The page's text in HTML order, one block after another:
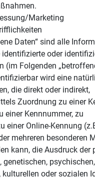
Marketing
Daten“ sind alle
oder
(im Folgenden
wird eine
die direkt oder indirekt,
Zuordnung zu einer
einer Kennnummer, zu
einer Online-Kennung
mehreren besonderen
kann, die Ausdruck der
genetischen, psychischen,
oder sozialen